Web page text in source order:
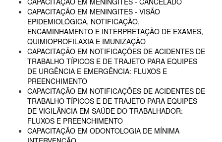
CAPACITAÇÃO EM MENINGITES - VISÃO
EPIDEMIOLÓGICA, NOTIFICAÇÃO,
ENCAMINHAMENTO E INTERPRETAÇÃO DE EXAMES,
QUIMIOPROFILAXIA E IMUNIZAÇÃO
CAPACITAÇÃO EM NOTIFICAÇÕES DE ACIDENTES DE
TRABALHO TÍPICOS E DE TRAJETO PARA EQUIPES
DE URGÊNCIA E EMERGÊNCIA: FLUXOS E
PREENCHIMENTO
CAPACITAÇÃO EM NOTIFICAÇÕES DE ACIDENTES DE
TRABALHO TÍPICOS E DE TRAJETO PARA EQUIPES
DE VIGILÂNCIA EM SAÚDE DO TRABALHADOR:
FLUXOS E PREENCHIMENTO
CAPACITAÇÃO EM ODONTOLOGIA DE MÍNIMA